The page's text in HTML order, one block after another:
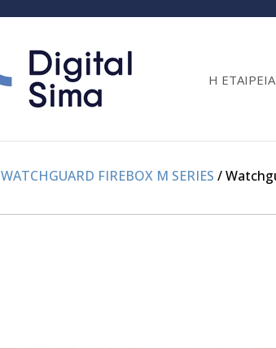
Η ΕΤΑΙΡΕΙΑ
WATCHGUARD FIREBOX M SERIES /